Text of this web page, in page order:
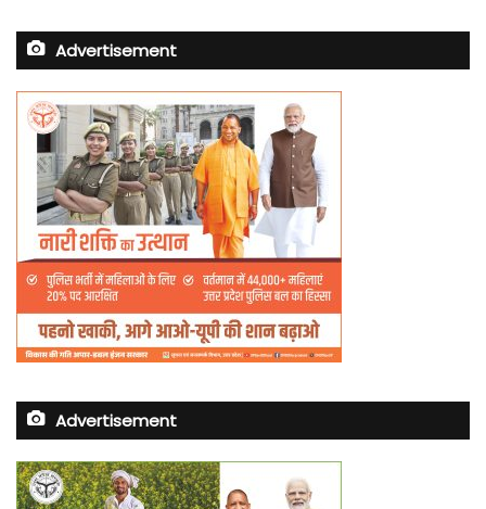
Advertisement
Advertisement